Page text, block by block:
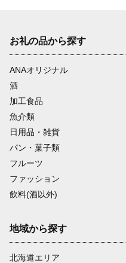
お礼の品から探す
ANAオリジナル
酒
加工食品
魚介類
日用品・雑貨
パン・菓子類
フルーツ
ファッション
飲料(酒以外)
地域から探す
北海道エリア